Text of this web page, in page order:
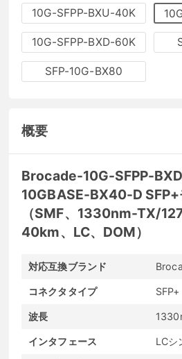
10G-SFPP-BXU-40K
10G-SFPP-BXD-60K
SFP-10G-BX80
概要
Brocade-10G-SFPP-
10GBASE-BX40-D SFP+
（SMF、1330nm-TX/
40km、LC、DOM）
対応互換ブランド
コネクタタイプ SFP+
波長
インタフェース LCシ